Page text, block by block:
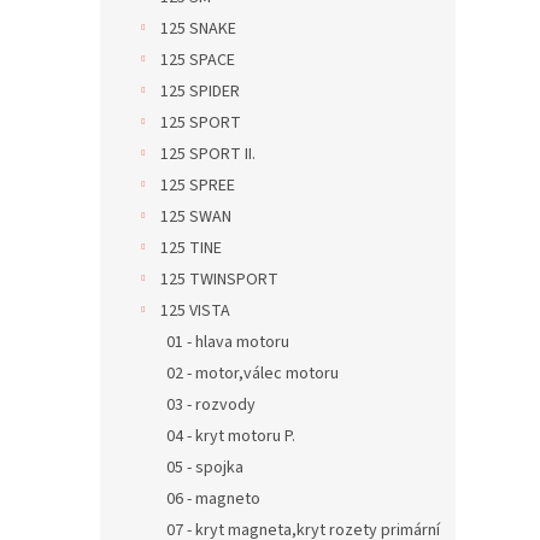
125 SNAKE
125 SPACE
125 SPIDER
125 SPORT
125 SPORT II.
125 SPREE
125 SWAN
125 TINE
125 TWINSPORT
125 VISTA
01 - hlava motoru
02 - motor,válec motoru
03 - rozvody
04 - kryt motoru P.
05 - spojka
06 - magneto
07 - kryt magneta,kryt rozety primární